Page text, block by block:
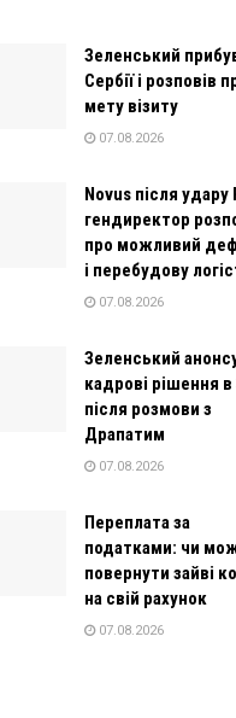
Зеленський
Сербії і розповів
мету візиту
07.08.2026
Novus після
гендиректор
про можливий
і перебудову
07.08.2026
Зеленський
кадрові рішення
після розмови з
Драпатим
07.08.2026
Переплата за
податками: чи
повернути зайві
на свій рахунок
07.08.2026